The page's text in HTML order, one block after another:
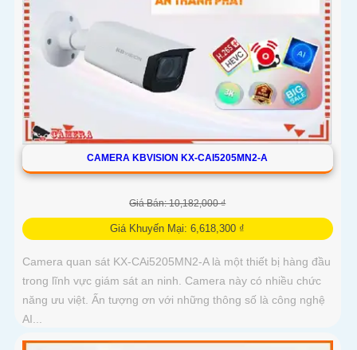
CAMERA KBVISION KX-CAI5205MN2-A
Giá Bán: 10,182,000 ₫
Giá Khuyến Mại: 6,618,300 ₫
Camera quan sát KX-CAi5205MN2-A là một thiết bị hàng đầu
trong lĩnh vực giám sát an ninh. Camera này có nhiều chức
năng ưu việt. Ấn tượng ơn với những thông số là công nghệ
AI...